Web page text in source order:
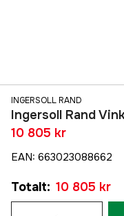
INGERSOLL RAND
Ingersoll Rand
10 805 kr
EAN: 663023088662
Totalt: 10 805 kr